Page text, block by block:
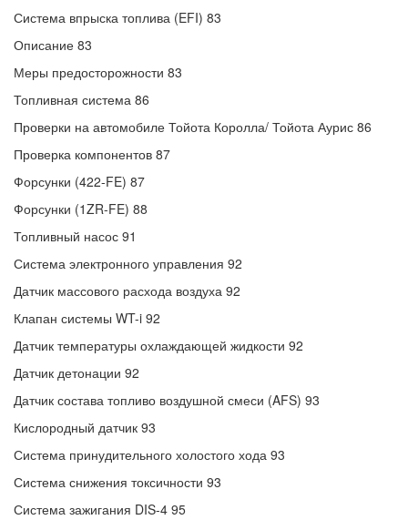
Система впрыска топлива (EFI) 83
Описание 83
Меры предосторожности 83
Топливная система 86
Проверки на автомобиле Тойота Королла/ Тойота Аурис 86
Проверка компонентов 87
Форсунки (422-FE) 87
Форсунки (1ZR-FE) 88
Топливный насос 91
Система электронного управления 92
Датчик массового расхода воздуха 92
Клапан системы WT-i 92
Датчик температуры охлаждающей жидкости 92
Датчик детонации 92
Датчик состава топливо воздушной смеси (AFS) 93
Кислородный датчик 93
Система принудительного холостого хода 93
Система снижения токсичности 93
Система зажигания DIS-4 95